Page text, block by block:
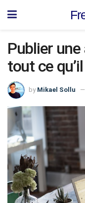
Publier
tout ce
by Mikael Sollu